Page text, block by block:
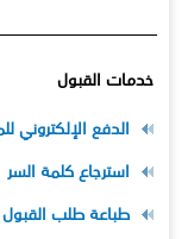
خدمات القبول
الدفع الإلكتروني
استرجاع كلمة السر
طباعة طلب القبول